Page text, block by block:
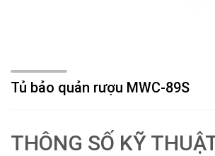
Tủ bảo quản rượu MWC-89S
THÔNG SỐ KỸ